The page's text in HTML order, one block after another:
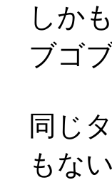
しか
ブゴ
同じ
もな